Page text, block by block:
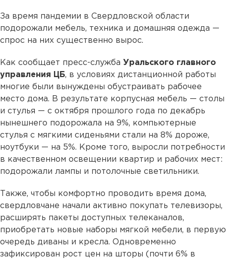
За время пандемии в Свердловской области
подорожали мебель, техника и домашняя одежда —
спрос на них существенно вырос.
Как сообщает пресс-служба Уральского главного
управления ЦБ, в условиях дистанционной работы
многие были вынуждены обустраивать рабочее
место дома. В результате корпусная мебель — столы
и стулья — с октября прошлого года по декабрь
нынешнего подорожала на 9%, компьютерные
стулья с мягкими сиденьями стали на 8% дороже,
ноутбуки — на 5%. Кроме того, выросли потребности
в качественном освещении квартир и рабочих мест:
подорожали лампы и потолочные светильники.
Также, чтобы комфортно проводить время дома,
свердловчане начали активно покупать телевизоры,
расширять пакеты доступных телеканалов,
приобретать новые наборы мягкой мебели, в первую
очередь диваны и кресла. Одновременно
зафиксирован рост цен на шторы (почти 6% в